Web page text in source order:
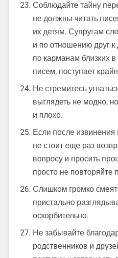
Соблюдайте тайну
не должны читать
их детям. Супругам
и по отношению друг к
по карманам близких
писем, поступает
Не стремитесь
выглядеть не модно,
и плохо.
Если после
не стоит еще раз
вопросу и просить
просто не
Слишком громко
пристально
оскорбительно.
Не забывайте
родственников и